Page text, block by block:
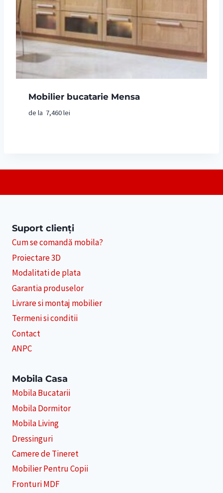
Mobilier bucatarie Mensa
de la 7,460lei
Suport clienți
Cum se comandă mobila?
Proiectare 3D
Modalitati de plata
Garantia produselor
Livrare si montaj mobilier
Termeni si conditii
Contact
ANPC
Mobila Casa
Mobila Bucatarii
Mobila Dormitor
Mobila Living
Dressinguri
Camere de Tineret
Mobilier Pentru Copii
Fronturi MDF